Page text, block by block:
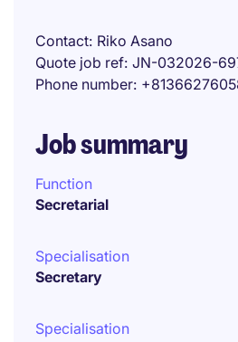
Contact Riko Asano
Quote job ref JN-032026-
Phone number
Job summary
Function
Secretarial
Specialisation
Secretary
Specialisation